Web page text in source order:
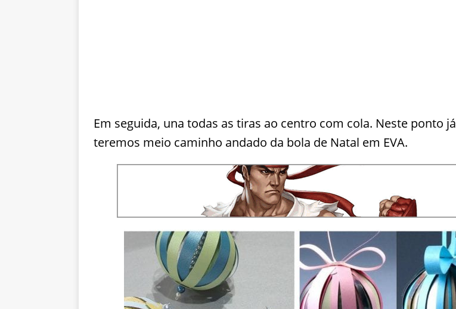
Em seguida, una todas as tiras ao centro com cola. Neste ponto já
teremos meio caminho andado da bola de Natal em EVA.